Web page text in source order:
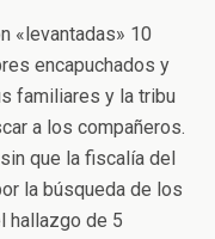
«levantadas» 10
encapuchados y
familiares y la tribu
a los compañeros.
que la fiscalía del
la búsqueda de los
hallazgo de 5